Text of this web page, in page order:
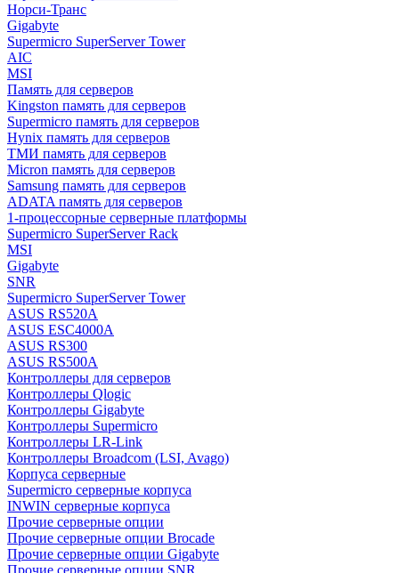
Норси-Транс
Gigabyte
Supermicro SuperServer Tower
AIC
MSI
Память для серверов
Kingston память для серверов
Supermicro память для серверов
Hynix память для серверов
ТМИ память для серверов
Micron память для серверов
Samsung память для серверов
ADATA память для серверов
1-процессорные серверные платформы
Supermicro SuperServer Rack
MSI
Gigabyte
SNR
Supermicro SuperServer Tower
ASUS RS520A
ASUS ESC4000A
ASUS RS300
ASUS RS500A
Контроллеры для серверов
Контроллеры Qlogic
Контроллеры Gigabyte
Контроллеры Supermicro
Контроллеры LR-Link
Контроллеры Broadcom (LSI, Avago)
Корпуса серверные
Supermicro серверные корпуса
INWIN серверные корпуса
Прочие серверные опции
Прочие серверные опции Brocade
Прочие серверные опции Gigabyte
Прочие серверные опции SNR